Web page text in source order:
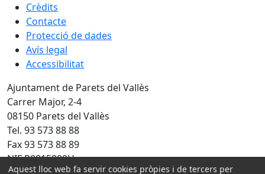
Crèdits
Contacte
Protecció de dades
Avís legal
Accessibilitat
Ajuntament de Parets del Vallès
Carrer Major, 2-4
08150 Parets del Vallès
Tel. 93 573 88 88
Fax 93 573 88 89
NIF P0815800H
Aquest lloc web fa servir cookies pròpies i de tercers per